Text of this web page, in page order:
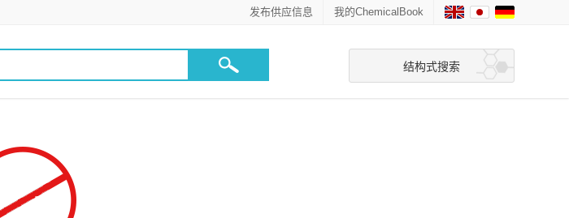
我的ChemicalBook
发布供应信息
结构式搜索